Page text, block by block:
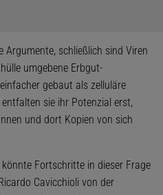
Argumente, schließlich sind Viren
umgebene Erbgut-
gebaut als zelluläre
sie ihr Potenzial erst,
und dort Kopien von sich
könnte Fortschritte in dieser Frage
Cavicchioli von der